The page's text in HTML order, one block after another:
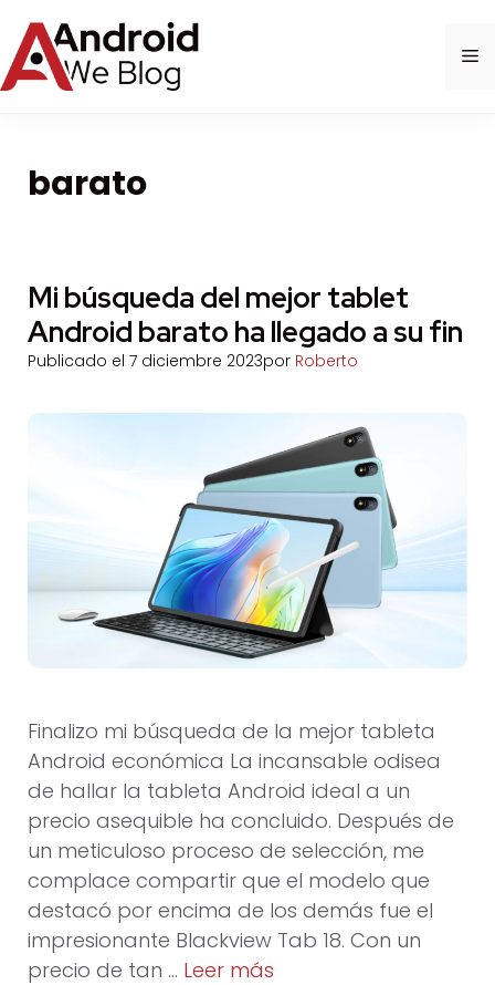
al
contenido
barato
Mi búsqueda del mejor tablet
Android barato ha llegado a su fin
Publicado el 7 diciembre 2023por Roberto
Finalizo mi búsqueda de la mejor tableta
Android económica La incansable odisea
de hallar la tableta Android ideal a un
precio asequible ha concluido. Después de
un meticuloso proceso de selección, me
complace compartir que el modelo que
destacó por encima de los demás fue el
impresionante Blackview Tab 18. Con un
precio de tan … Leer más